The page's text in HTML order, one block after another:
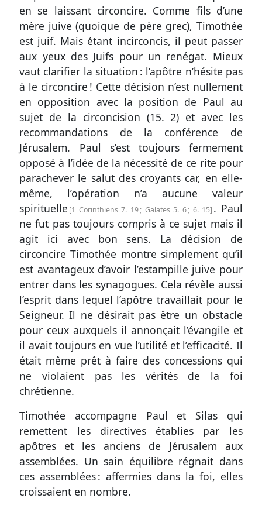
en se laissant circoncire. Comme fils d’une
mère juive (quoique de père grec), Timothée
est juif. Mais étant incirconcis, il peut passer
aux yeux des Juifs pour un renégat. Mieux
vaut clarifier la situation : l’apôtre n’hésite pas
à le circoncire ! Cette décision n’est nullement
en opposition avec la position de Paul au
sujet de la circoncision (15. 2) et avec les
recommandations de la conférence de
Jérusalem. Paul s’est toujours fermement
opposé à l’idée de la nécessité de ce rite pour
parachever le salut des croyants car, en elle-
même, l’opération n’a aucune valeur
spirituelle 1 Corinthiens 7. 19; Galates 5. 6; 6. 15 . Paul
ne fut pas toujours compris à ce sujet mais il
agit ici avec bon sens. La décision de
circoncire Timothée montre simplement qu’il
est avantageux d’avoir l’estampille juive pour
entrer dans les synagogues. Cela révèle aussi
l’esprit dans lequel l’apôtre travaillait pour le
Seigneur. Il ne désirait pas être un obstacle
pour ceux auxquels il annonçait l’évangile et
il avait toujours en vue l’utilité et l’efficacité. Il
était même prêt à faire des concessions qui
ne violaient pas les vérités de la foi
chrétienne.
Timothée accompagne Paul et Silas qui
remettent les directives établies par les
apôtres et les anciens de Jérusalem aux
assemblées. Un sain équilibre régnait dans
ces assemblées : affermies dans la foi, elles
croissaient en nombre.